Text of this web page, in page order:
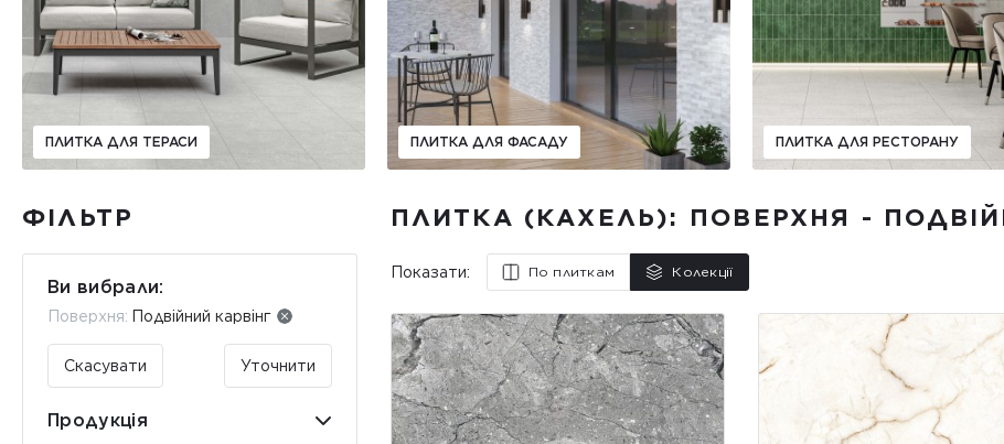
ПЛИТКА ДЛЯ ТЕРАСИ ПЛИТКА ДЛЯ ФАСАДУ ПЛИТКА ДЛЯ РЕСТОРАНУ
ФІЛЬТР
Ви вибрали:
Поверхня: Подвійний карвінг
Скасувати Уточнити
Продукція
ПЛИТКА (КАХЕЛЬ): ПОВЕРХНЯ -
Показати: По плиткам Колекції